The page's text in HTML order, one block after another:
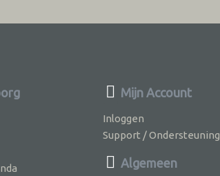
Mijn Account
Inloggen
Support / Ondersteuning
Algemeen